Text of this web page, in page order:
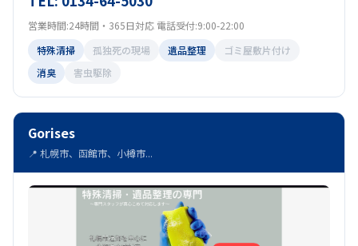
営業時間:24時間・365日対応 電話受付:9:00-22:00
特殊清掃
孤独死の現場 遺品整理
ゴミ屋敷片付け
消臭
害虫駆除
Gorises
📍 札幌市、函館市、小樽市...